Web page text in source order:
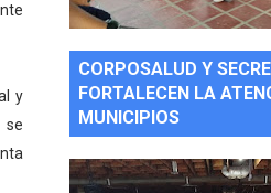
y
se
CORPOSALUD Y
FORTALECEN LA
MUNICIPIOS